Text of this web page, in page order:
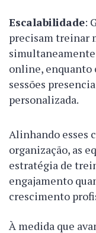
Escalabilidade:
precisam treinar
online, enquanto
sessões
personalizada.
Alinhando esses
organização, as
estratégia de
engajamento
crescimento
À medida que